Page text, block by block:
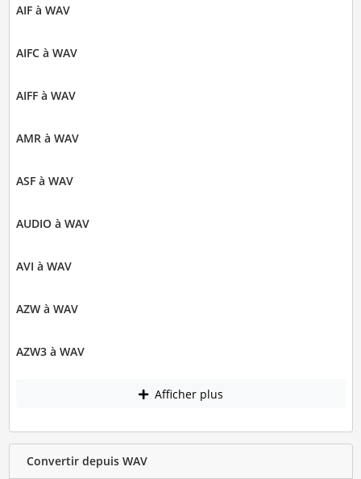
AIF à WAV
AIFC à WAV
AIFF à WAV
AMR à WAV
ASF à WAV
AUDIO à WAV
AVI à WAV
AZW à WAV
AZW3 à WAV
Afficher plus
Convertir depuis WAV